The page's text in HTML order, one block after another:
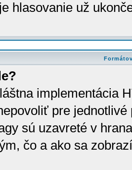
hlasovanie už
implementácia
pre
sú uzavreté v
čo a ako sa